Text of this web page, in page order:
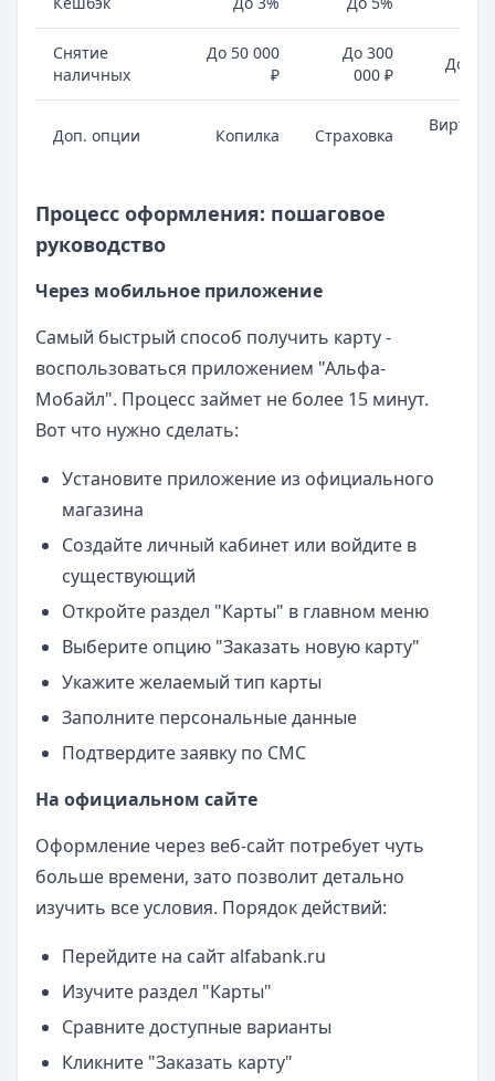
Снятие
наличных
До 50 000
₽
До 300
000 ₽
До 30
Доп. опции Копилка Страховка
Процесс оформления: пошаговое
руководство
Через мобильное приложение
Самый быстрый способ получить карту -
воспользоваться приложением "Альфа-
Мобайл". Процесс займет не более 15 минут.
Вот что нужно сделать:
Установите приложение из официального
магазина
Создайте личный кабинет или войдите в
существующий
Откройте раздел "Карты" в главном меню
Выберите опцию "Заказать новую карту"
Укажите желаемый тип карты
Заполните персональные данные
Подтвердите заявку по СМС
На официальном сайте
Оформление через веб-сайт потребует чуть
больше времени, зато позволит детально
изучить все условия. Порядок действий:
Перейдите на сайт alfabank.ru
Изучите раздел "Карты"
Сравните доступные варианты
Кликните "Заказать карту"